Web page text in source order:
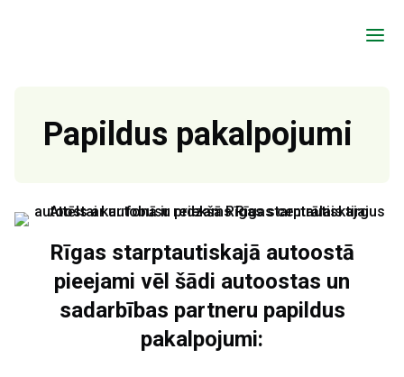
a
Papildus pakalpojumi
Rīgas starptautiskajā autoostā
pieejami vēl šādi autoostas un
sadarbības partneru papildus
pakalpojumi: